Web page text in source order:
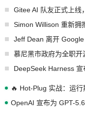
Gitee AI 队友正式上线
Simon Willison 重新拥
Jeff Dean 离开
慕尼黑市政府为全职
🔥 Hot-Plug 实战：运
OpenAI 宣布为 GPT-